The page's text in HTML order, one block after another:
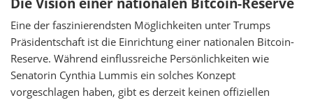
Eine der faszinierendsten Möglichkeiten unter Trumps
Präsidentschaft ist die Einrichtung einer nationalen Bitcoin-
Reserve. Während einflussreiche Persönlichkeiten wie
Senatorin Cynthia Lummis ein solches Konzept
vorgeschlagen haben, gibt es derzeit keinen offiziellen